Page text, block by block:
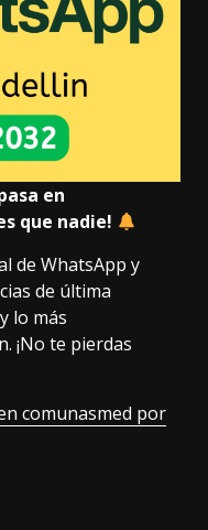
en
que nadie!
de WhatsApp y
de última
lo más
¡No te pierdas
comunasmed por